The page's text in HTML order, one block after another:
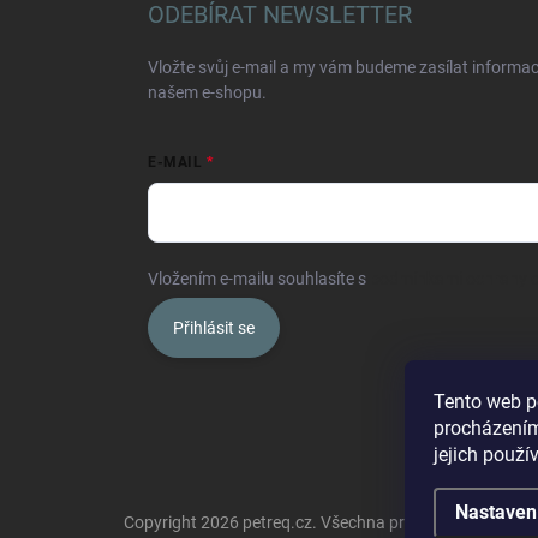
Tento web
jejich
ODEBÍRAT NEWSLETTER
Vložte svůj e-mail a my vám budeme zasílat
našem e-shopu.
E-MAIL
Vložením e-mailu souhlasíte s
Přihlásit se
Copyright 2026 petreq.cz. Všechna práva vyhrazena.